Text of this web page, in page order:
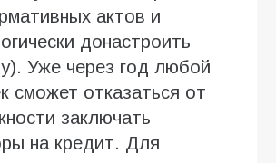
актов и
донастроить
Уже через год любой
сможет отказаться от
заключать
на кредит. Для